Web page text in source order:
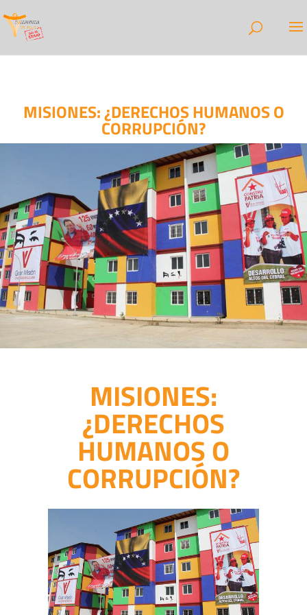
MISIONES: ¿DERECHOS HUMANOS O
CORRUPCIÓN?
MISIONES:
¿DERECHOS
HUMANOS O
CORRUPCIÓN?